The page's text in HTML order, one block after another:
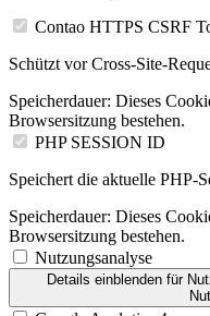
Contao HTTPS CSRF
Schützt vor Cross-Site-
Speicherdauer: Dieses
Browsersitzung bestehen.
PHP SESSION ID
Speichert die aktuelle PHP-
Speicherdauer: Dieses
Browsersitzung bestehen.
Nutzungsanalyse
Details einblenden für